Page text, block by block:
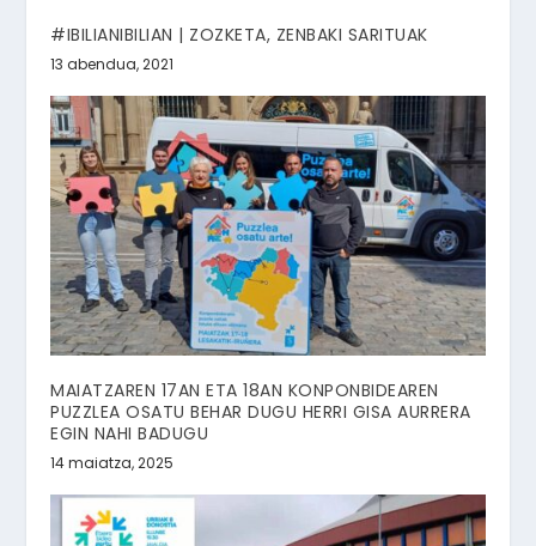
#IBILIANIBILIAN | ZOZKETA, ZENBAKI SARITUAK
13 abendua, 2021
MAIATZAREN 17AN ETA 18AN KONPONBIDEAREN
PUZZLEA OSATU BEHAR DUGU HERRI GISA AURRERA
EGIN NAHI BADUGU
14 maiatza, 2025